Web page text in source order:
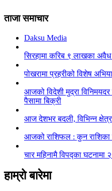
ताजा समाचार
Daksu Media
सिरहामा करिब ९ लाखका अवैध
पोखरामा प्रहरीको विशेष
आजको विदेशी मुद्रा
पैसामा बिक्री
आज देशभर बदली, विभिन्न
आजको राशिफल : कुन राशिका
चार महिनामै विपद्का घटनामा
हाम्रो बारेमा